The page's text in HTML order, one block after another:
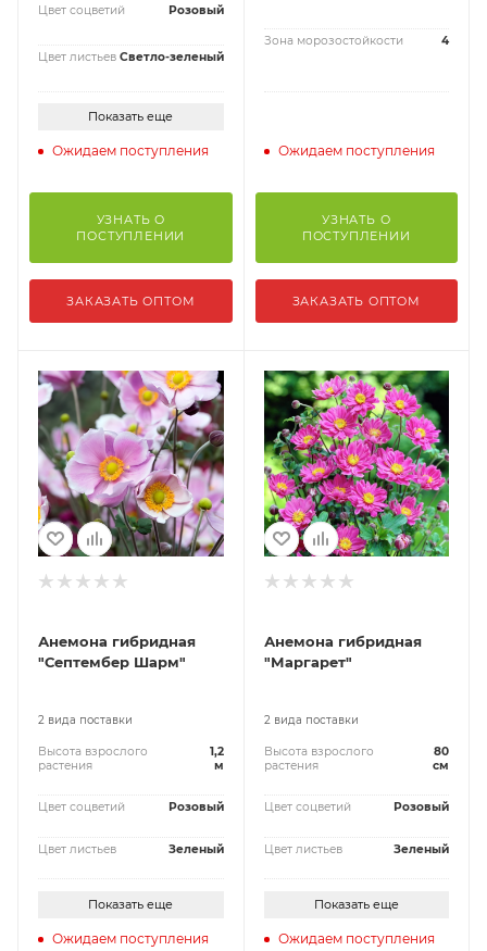
Цвет соцветий Розовый
Цвет листьев Светло-зеленый
Показать еще
Ожидаем поступления
УЗНАТЬ О
ПОСТУПЛЕНИИ
ЗАКАЗАТЬ ОПТОМ
Зона морозостойкости 4
Ожидаем поступления
УЗНАТЬ О
ПОСТУПЛЕНИИ
ЗАКАЗАТЬ ОПТОМ
Анемона гибридная
"Септембер Шарм"
2 вида поставки
Высота взрослого
растения
1,2
м
Цвет соцветий Розовый
Цвет листьев Зеленый
Показать еще
Ожидаем поступления
Анемона гибридная
"Маргарет"
2 вида поставки
Высота взрослого
растения
80
см
Цвет соцветий Розовый
Цвет листьев Зеленый
Показать еще
Ожидаем поступления